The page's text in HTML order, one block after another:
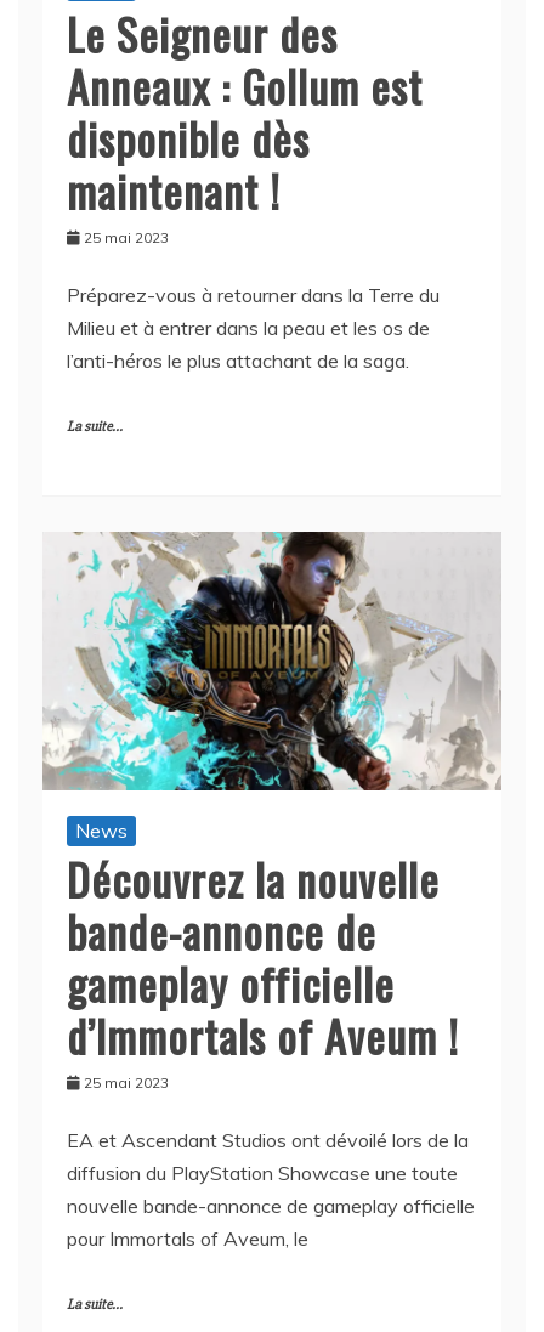
Le Seigneur des
Anneaux : Gollum est
disponible dès
maintenant !
25 mai 2023
Préparez-vous à retourner dans la Terre du
Milieu et à entrer dans la peau et les os de
l’anti-héros le plus attachant de la saga.
La suite...
News
Découvrez la nouvelle
bande-annonce de
gameplay officielle
d’Immortals of Aveum !
25 mai 2023
EA et Ascendant Studios ont dévoilé lors de la
diffusion du PlayStation Showcase une toute
nouvelle bande-annonce de gameplay officielle
pour Immortals of Aveum, le
La suite...